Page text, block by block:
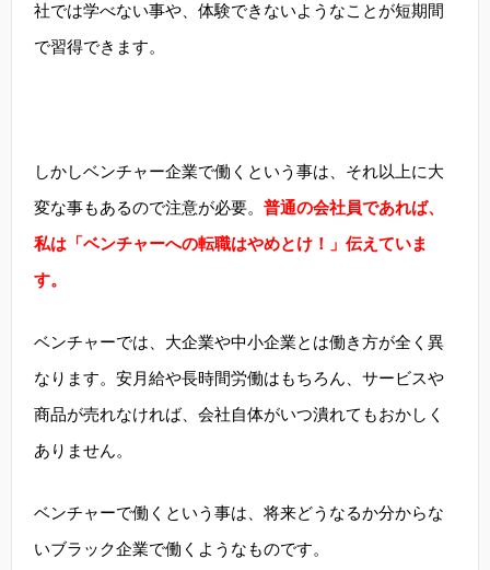
社では学べない事や、体験できないようなことが短期間
で習得できます。
しかしベンチャー企業で働くという事は、それ以上に大
変な事もあるので注意が必要。 普通の会社員であれば、
私は「ベンチャーへの転職はやめとけ！」伝えていま
す。
ベンチャーでは、大企業や中小企業とは働き方が全く異
なります。安月給や長時間労働はもちろん、サービスや
商品が売れなければ、会社自体がいつ潰れてもおかしく
ありません。
ベンチャーで働くという事は、将来どうなるか分からな
いブラック企業で働くようなものです。